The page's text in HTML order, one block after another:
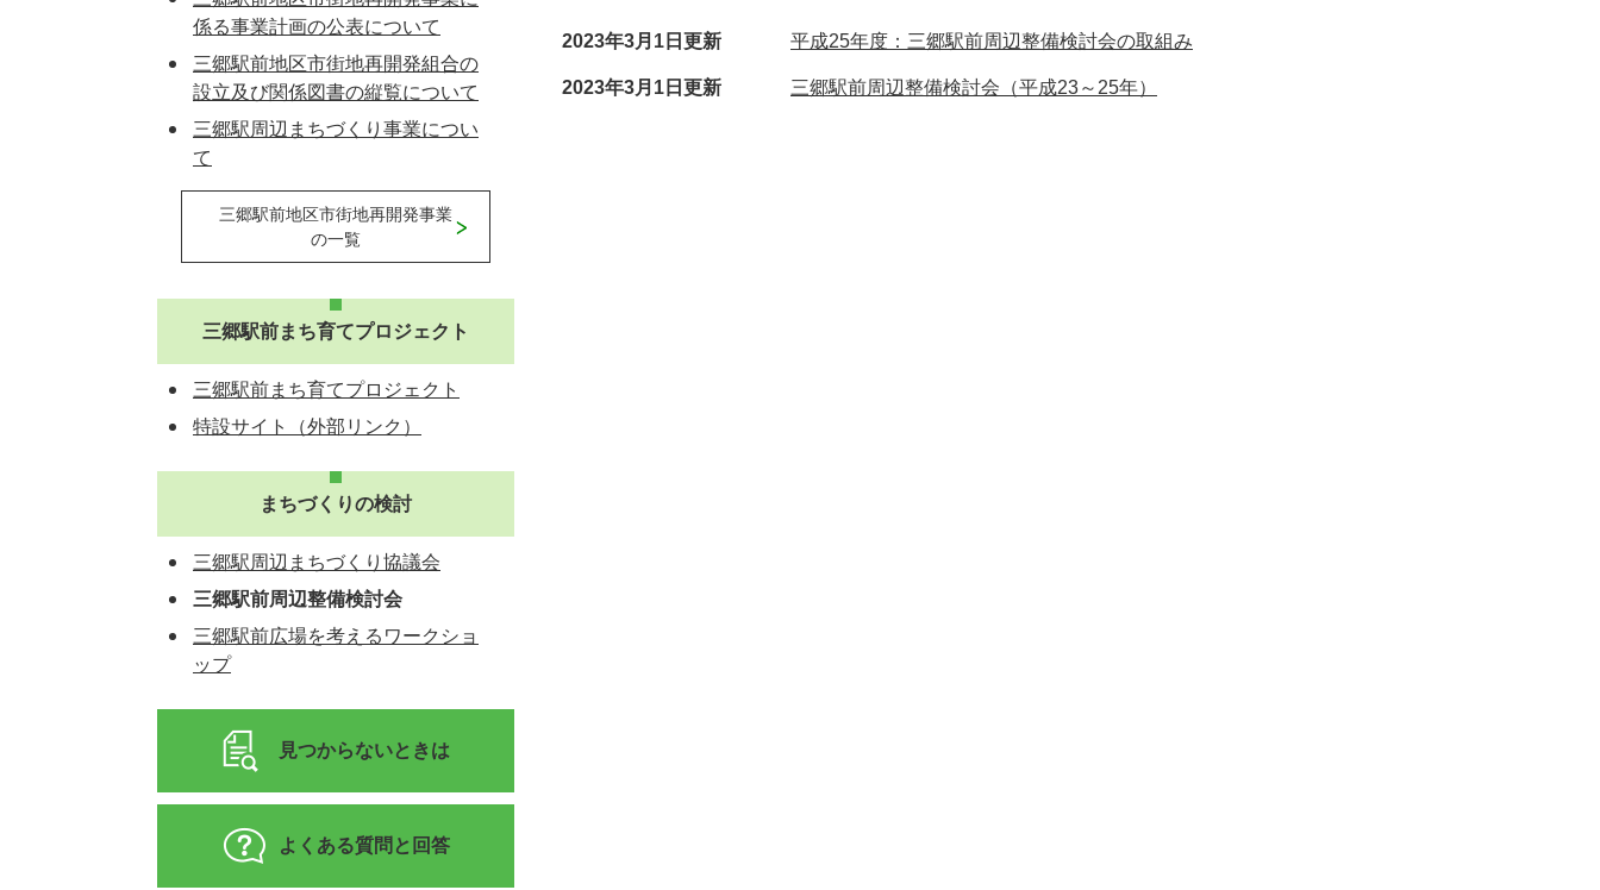
2023年3月1日更新 平成25年度：三郷駅前周辺整備検討会の取組み
2023年3月1日更新 三郷駅前周辺整備検討会（平成23～25年）
係る事業計画の公表について
三郷駅前地区市街地再開発組合の
設立及び関係図書の縦覧について
三郷駅周辺まちづくり事業につい
て
三郷駅前地区市街地再開発事業
の一覧
三郷駅前まち育てプロジェクト
三郷駅前まち育てプロジェクト
特設サイト（外部リンク）
まちづくりの検討
三郷駅周辺まちづくり協議会
三郷駅前周辺整備検討会
三郷駅前広場を考えるワークショ
ップ
見つからないときは
よくある質問と回答